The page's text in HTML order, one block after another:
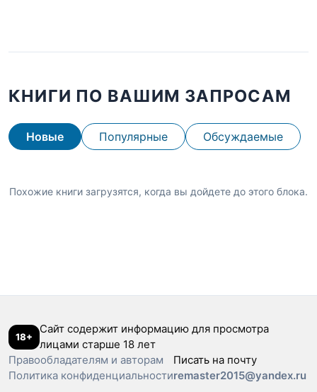
КНИГИ ПО ВАШИМ ЗАПРОСАМ
Новые Популярные Обсуждаемые
Похожие книги загрузятся, когда вы дойдете до этого блока.
18+
Сайт содержит информацию для просмотра
лицами старше 18 лет
Правообладателям и авторам
Политика конфиденциальности
Писать на почту
remaster2015@yandex.ru